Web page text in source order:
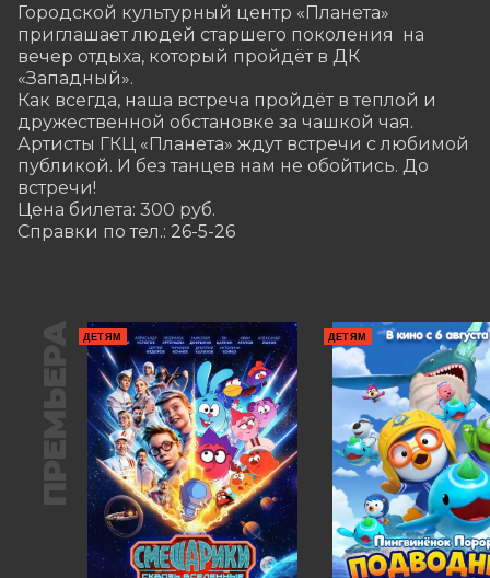
Городской культурный центр «Планета»
приглашает людей старшего поколения  на
вечер отдыха, который пройдёт в ДК
«Западный».
Как всегда, наша встреча пройдёт в теплой и
дружественной обстановке за чашкой чая.
Артисты ГКЦ «Планета» ждут встречи с любимой
публикой. И без танцев нам не обойтись. До
встречи!
Цена билета: 300 руб.
Справки по тел.: 26-5-26
ПРЕМЬЕРА ДЕТЯМ ДЕТЯМ